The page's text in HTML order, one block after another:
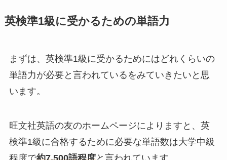
英検準1級に受かるための単語力
まずは、英検準1級に受かるためにはどれくらいの
単語力が必要と言われているをみていきたいと思
います。
旺文社英語の友のホームページによりますと、英
検準1級に合格するために必要な単語数は大学中級
程度で約7,500語程度と言われています。